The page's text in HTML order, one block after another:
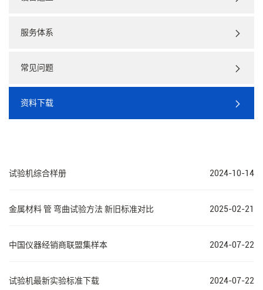
服务体系
常见问题
资料下载
2024-10-14
试验机综合样册
2025-02-21
金属材料 管 弯曲试验方法 新旧标准对比
2024-07-22
中国仪器经销商联盟集样本
2024-07-22
试验机最新实验标准下载